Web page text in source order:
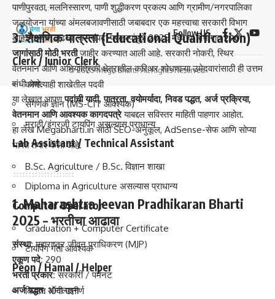
3. शैक्षणिक पात्रता (Educational Qualification)
Clerk / Junior Clerk
कोणत्याही शाखेतील पदवी
संगणक ज्ञान (MS-CIT आवश्यक)
मराठी/इंग्रजी टायपिंग असल्यास प्राधान्य
Lab Assistant / Technical Assistant
B.Sc. Agriculture / B.Sc. विज्ञान शाखा
Diploma in Agriculture असल्यास प्राधान्य
Computer Operator
Graduation + Computer Certificate
टायपिंग गती आवश्यक
Peon / Hamal / Helper
किमान 10वी उत्तीर्ण
पाणीपुरवठा, मलनिस्सारण, पाणी शुद्धीकरण प्रकल्प आणि ग्रामीण/नगरपालिका
जलयोजना यांच्या अंमलबजावणीसाठी जबाबदार एक महत्त्वाचा सरकारी विभाग
आहे. राज्यात वाढत्या जलसंपदा प्रकल्पांमुळे 2025 मध्ये या विभागात290
जागांसाठी मोठी भरतीजाहीर करण्यात आली आहे. सरकारी नोकरी, स्थिर
वेतनमान आणि अभियांत्रिकी क्षेत्रातील करिअर शोधणाऱ्या उमेदवारांसाठी ही उत्तम
संधी आहे.
या लेखात आपणपदांची यादी, पात्रता, वयोमर्यादा, निवड पद्धत, अर्ज प्रक्रिया,
वेतनमान आणि आवश्यक कागदपत्रेयाबद्दल सविस्तर माहिती पाहणार आहोत.
हा लेख Megabharti.in साठी SEO-अनुकूल, AdSense-सेफ आणि सोप्या
भाषेत तयार केला आहे.
1. Maharashtra Jeevan Pradhikaran Bharti
2025 – भरतीचा आढावा
संस्था:महाराष्ट्र जीवन प्राधिकरण (MJP)
एकूण पदे: 290
भरती प्रकार:सरकारी / पर्मनंट
अर्ज पद्धत:ऑनलाइन
Follow US
© 2025 Mega Bharti. All Rights Reserved.